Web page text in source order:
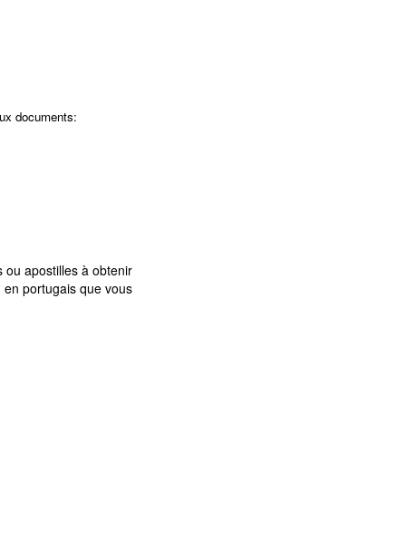
documents:
ou apostilles à obtenir
portugais que vous